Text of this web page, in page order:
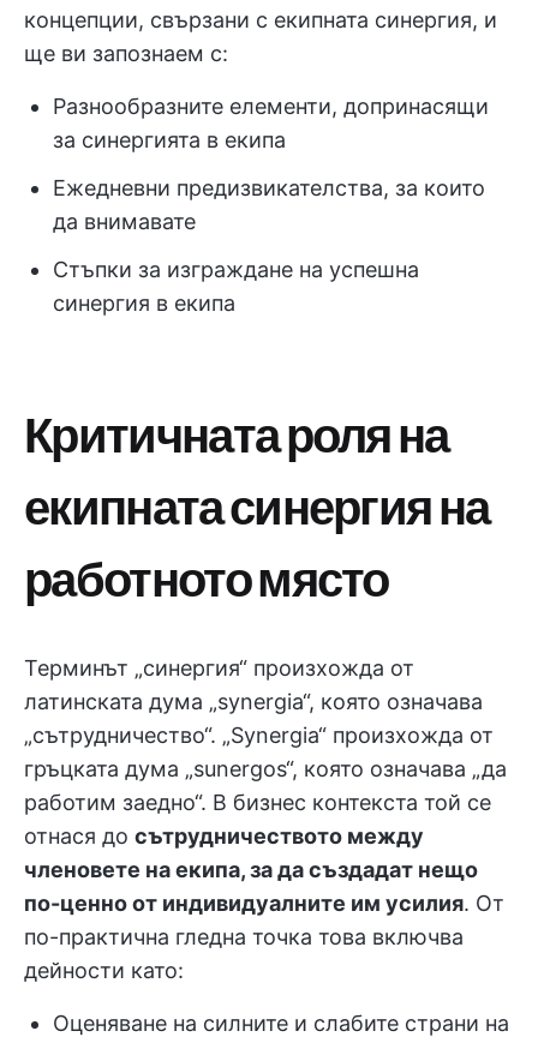
концепции, свързани с екипната синергия, и
ще ви запознаем с:
Разнообразните елементи, допринасящи
за синергията в екипа
Ежедневни предизвикателства, за които
да внимавате
Стъпки за изграждане на успешна
синергия в екипа
Критичната роля на
екипната синергия на
работното място
Терминът „синергия“ произхожда от
латинската дума „synergia“, която означава
„сътрудничество“. „Synergia“ произхожда от
гръцката дума „sunergos“, която означава „да
работим заедно“. В бизнес контекста той се
отнася до сътрудничеството между
членовете на екипа, за да създадат нещо
по-ценно от индивидуалните им усилия. От
по-практична гледна точка това включва
дейности като:
Оценяване на силните и слабите страни на